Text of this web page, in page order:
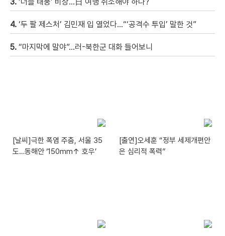
4. ‘두 팔 제스처’ 김민재 입 열었다…“‘공격수 투입’ 말한 것”
5. “마지막에 말야”…러-북한군 대화 들어보니
[날씨]극한 폭염 주춤, 서울 35
도…동해안 ‘150mm↑ 호우’
[출연]오세훈 “정부 세제개편안
은 심리적 폭력”